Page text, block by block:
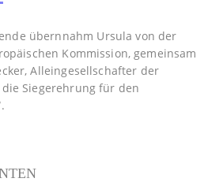
übernnahm Ursula von der
Kommission, gemeinsam
Alleingesellschafter der
Siegerehrung für den